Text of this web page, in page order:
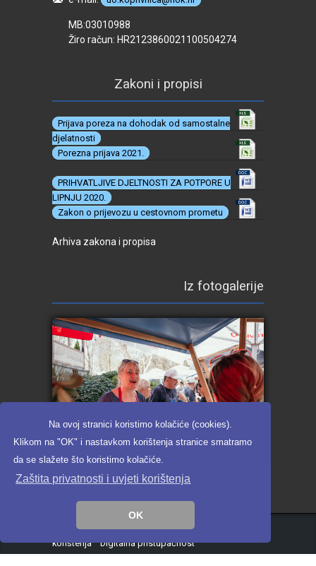
Na ovoj stranici koristimo kolačiće (cookies).
Klikom na "OK" i nastavkom korištenja stranice smatramo
da se slažete što koristimo kolačiće.
Zaštita privatnosti i uvjeti korištenja
OK
MB:03010988
Žiro račun: HR2123860021100504274
Zakoni i propisi
Prijava poreza na dohodak od samostalne
djelatnosti
Porezna prijava 2021.
PRIHVATLJIVE DJELTNOSTI ZA POTPORE U
LIPNJU 2020.
Zakon o prijevozu u cestovnom prometu
Arhiva zakona i propisa
Iz fotogalerije
GAF_2025_web ready_galerija (175)
Pikant2020.Zaštita privatnosti i uvjeti
korištenja
Digitalna pristupačnost